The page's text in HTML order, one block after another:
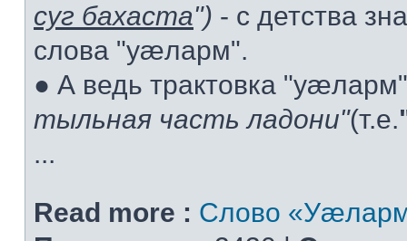
суг бахаста") - с детства
слова "уæларм".
● А ведь трактовка
тыльная часть ладони"(т.е.
...
Read more : Слово